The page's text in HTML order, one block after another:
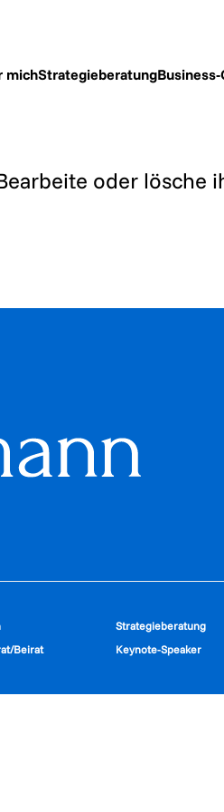
michStrategieberatungBusiness-
oder
Strategieberatung
Beirat
Keynote-Speaker